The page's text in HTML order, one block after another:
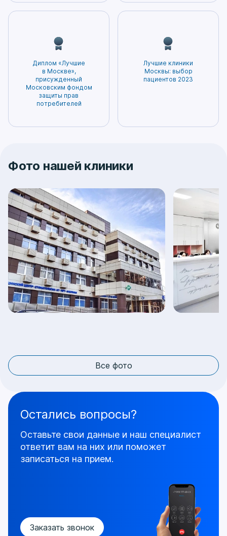
Диплом «Лучшие
в Москве»,
присужденный
Московским фондом
защиты прав
потребителей
Лучшие клиники
Москвы: выбор
пациентов 2023
Фото нашей клиники
Все фото
Заказать звонок
Остались вопросы?
Оставьте свои данные и наш специалист
ответит вам на них или поможет
записаться на прием.